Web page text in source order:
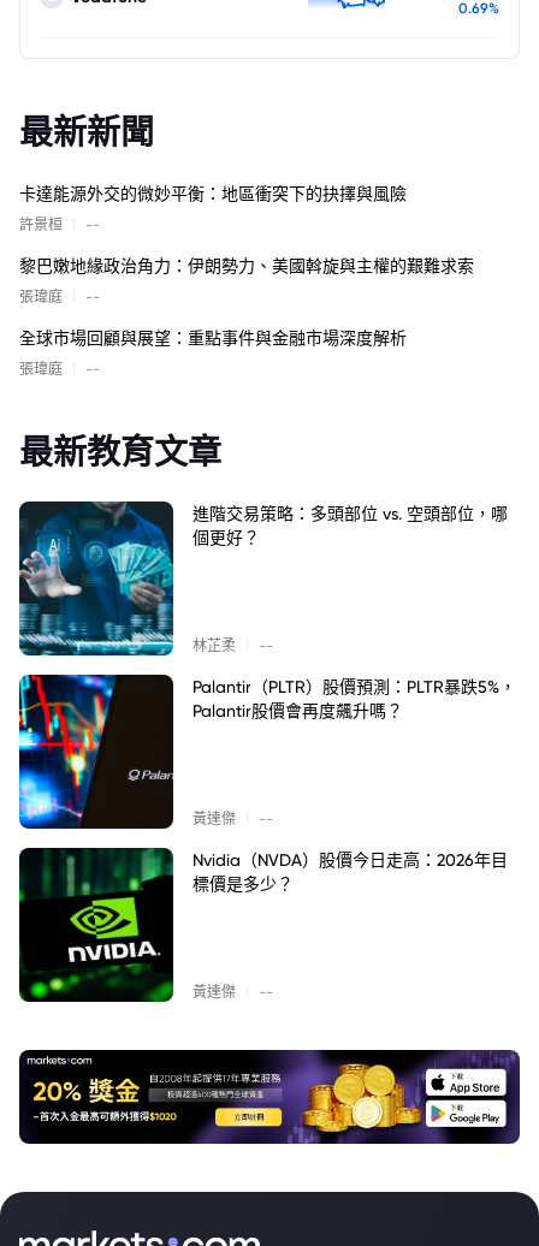
0.69%
最新新聞
卡達能源外交的微妙平衡：地區衝突下的抉擇與風險
許景桓 --
黎巴嫩地緣政治角力：伊朗勢力、美國斡旋與主權的艱難求索
張瑋庭 --
全球市場回顧與展望：重點事件與金融市場深度解析
張瑋庭 --
最新教育文章
進階交易策略：多頭部位 vs. 空頭部位，哪
個更好？
林芷柔 --
Palantir（PLTR）股價預測：PLTR暴跌5%，
Palantir股價會再度飆升嗎？
黃達傑 --
Nvidia（NVDA）股價今日走高：2026年目
標價是多少？
黃達傑 --